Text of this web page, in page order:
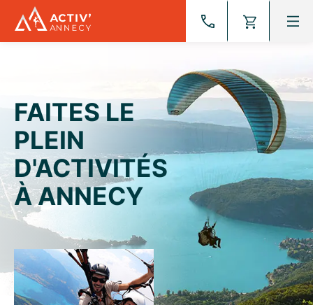
contenu
FAITES LE
PLEIN
D'ACTIVITÉS
À ANNECY